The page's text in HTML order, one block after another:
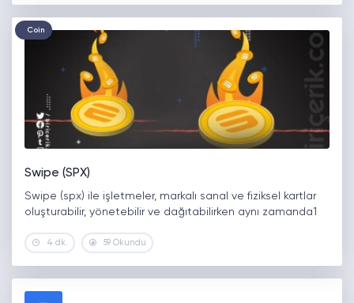
Coin
Swipe (SPX)
Swipe (spx) ile işletmeler, markalı sanal ve fiziksel kartlar
oluşturabilir, yönetebilir ve dağıtabilirken aynı zamanda1
4 dk. 59 Okundu